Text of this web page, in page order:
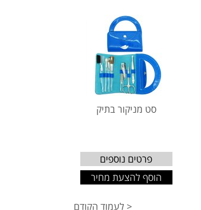
סט מניקור בתיק
פרטים נוספים
הוסף להצעת מחיר
< לעמוד הקודם